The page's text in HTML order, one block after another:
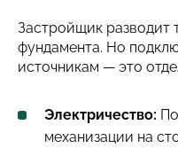
Застройщик разводит
фундамента. Но
источникам — это
Электричество:
механизации на